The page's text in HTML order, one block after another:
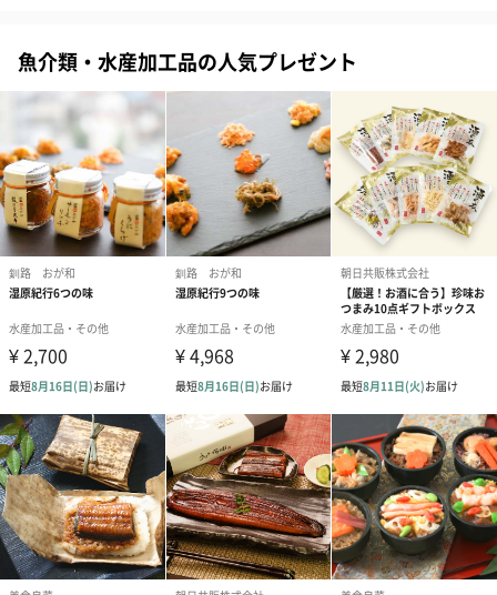
び、砂糖、利尻昆布エキス、清酒/調味料（アミノ酸
ハロース、ph調整剤、ナイアシン、甘味料（甘草、ス
テビア）、酵素、発色剤（亜硝酸Na）、着色料、（赤
102、黄5）、（一部に大豆を含む）
●紅鮭石狩漬
紅鮭(ロシア産)、糀、発酵調味料、こうじ調味液、食
塩/甘味料(ソルビトール)、調味料(アミノ酸等)、pH調
整剤、増粘剤(キサンタンガム)、(一部にえび・小麦・
さけ・大豆を含む)
サイズ
長354mm/幅242mm/高さ26mm
重量/内容量
●昆布だし秋鮭ほぐし：70g
●昆布だし秋鮭いくら醤油漬：50g
●味付け数の子：70g
●木樽熟成 いか塩辛：50g
●紅鮭石狩漬：80g
パッケージ外
装
化粧箱
保存方法
-18℃以下で保存してください。
お届けからの
賞味期限
製造から30日
魚介類・水産加工品の人気プレゼント